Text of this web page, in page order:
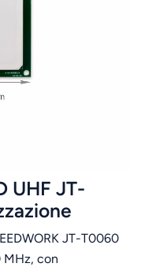
UHF JT-
MHz, JT-T0060
MHz, con